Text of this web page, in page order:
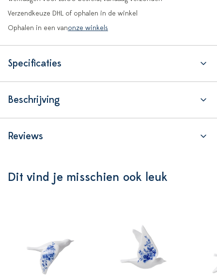
Verzendkeuze DHL of ophalen in de winkel
Ophalen in een vanonze winkels
Specificaties
Beschrijving
Reviews
Dit vind je misschien ook leuk